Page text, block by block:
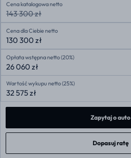
Cena katalogowa netto
143 300 zł
Cena dla Ciebie netto
130 300 zł
Opłata wstępna netto (20%)
26 060 zł
Wartość wykupu netto (25%)
32 575 zł
Zapytaj o auto
Dopasuj ratę